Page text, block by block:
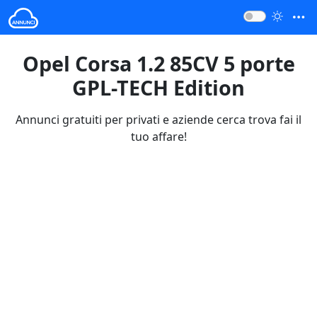
Opel Corsa 1.2 85CV 5 porte
GPL-TECH Edition
Annunci gratuiti per privati e aziende cerca trova fai il
tuo affare!